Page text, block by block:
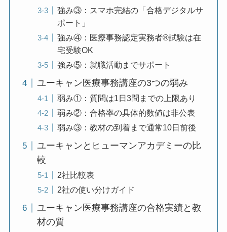
強み③：スマホ完結の「合格デジタルサ
ポート」
強み④：医療事務認定実務者®試験は在
宅受験OK
強み⑤：就職活動までサポート
ユーキャン医療事務講座の3つの弱み
弱み①：質問は1日3問までの上限あり
弱み②：合格率の具体的数値は非公表
弱み③：教材の到着まで通常10日前後
ユーキャンとヒューマンアカデミーの比
較
2社比較表
2社の使い分けガイド
ユーキャン医療事務講座の合格実績と教
材の質